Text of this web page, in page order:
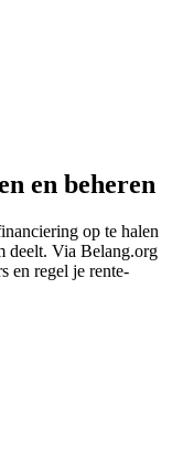
en beheren
op te halen
deelt. Via Belang.org
en regel je rente-